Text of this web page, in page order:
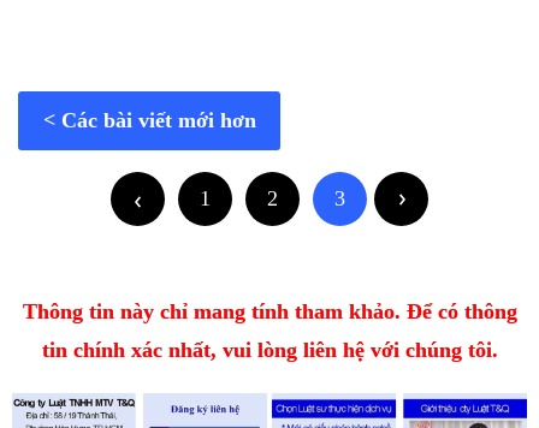
Các bài viết mới hơn
1 2 3
Thông tin này chỉ mang tính tham khảo. Để có thông
tin chính xác nhất, vui lòng liên hệ với chúng tôi.